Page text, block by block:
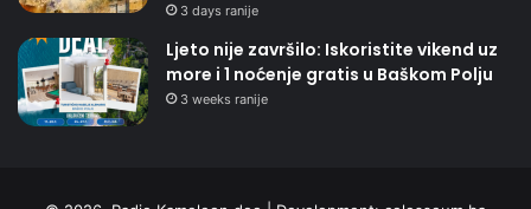
3 days ranije
Ljeto nije završilo: Iskoristite vikend uz
more i 1 noćenje gratis u Baškom Polju
3 weeks ranije